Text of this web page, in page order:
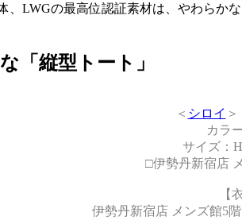
、LWGの最高位認証素材は、やわら
「縦型トート」
＜ シロイ
カラ
サイズ：
□伊勢丹新宿店
【
伊勢丹新宿店 メンズ館5